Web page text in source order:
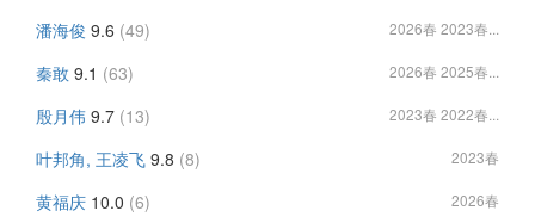
潘海俊 9.6 (49) 2026春 2023春...
秦敢 9.1 (63) 2026春 2025春...
殷月伟 9.7 (13) 2023春 2022春...
叶邦角, 王凌飞 9.8 (8) 2023春
黄福庆 10.0 (6) 2026春